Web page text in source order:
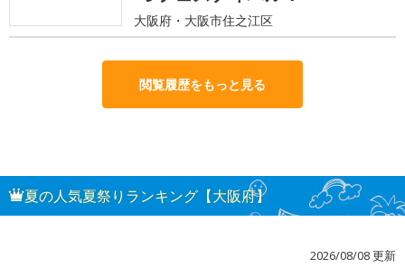
大阪府・大阪市住之江区
閲覧履歴をもっと見る
夏の人気夏祭りランキング【大阪府】
2026/08/08 更新